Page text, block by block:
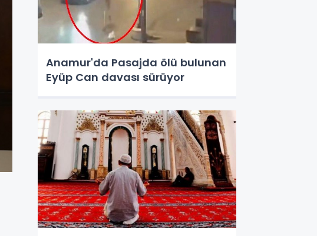
Anamur'da Pasajda ölü bulunan
Eyüp Can davası sürüyor